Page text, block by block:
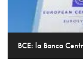
BCE: la Banca